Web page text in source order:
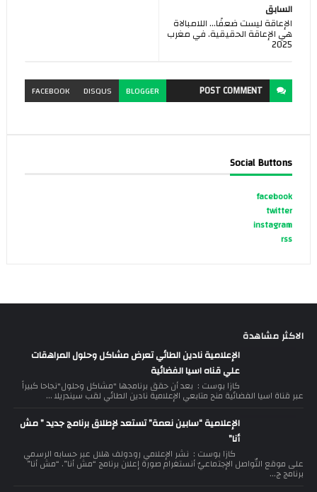
السابق
الإعاقة ليست ضعفًا... اللامبالاة
هي الإعاقة الحقيقية. في مغرب
2025
POSTCOMMENT
BLOGGER
DISQUS
FACEBOOK
Social Buttons
facebook
twitter
instagram
rss
الاكثر مشاهدة
الإعلامية نادين الطائي تعرض مشاكل وحلول المراهقات
علي قناه اسيا الفضائية
كازا بوست : بعد أن حقق برنامجها "مشاكل وحلول"نجاحا كبيراً
عبر قناة اسيا الفضائية منح متابعي الإعلامية نادين الطائي لقب سيندريلا ...
الإعلامية “سابين نعمة” تستعد لإطلاق برنامج جديد ” مش
أنا”
كازا بوست : نشر الإعلامي رودولف هلال عبر حسابه الرسمي
على موقع التّواصل الإجتماعيّ أنستغرام صورة إعلان برنامج “مش أنا”. “مش أنا”
برنامج ج...